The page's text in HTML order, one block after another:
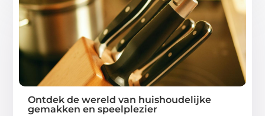
Ontdek de wereld van huishoudelijke
gemakken en speelplezier